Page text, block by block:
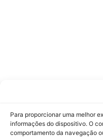
Para proporcionar uma melhor
informações do dispositivo. O
comportamento da navegação